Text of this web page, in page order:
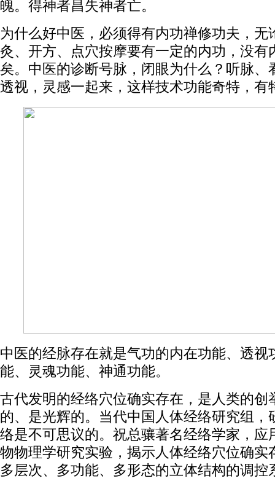
魄。得神者昌失神者亡。
为什么好中医，必须得有内功禅修功夫，无
灸、开方、点穴按摩要有一定的内功，没有
矣。中医的诊断号脉，闭眼为什么？听脉、
透视，灵感一起来，这样技术功能奇特，有
中医的经脉存在就是气功的内在功能、透视
能、灵魂功能、神通功能。
古代发明的经络穴位确实存在，是人类的创
的、是光辉的。当代中国人体经络研究组，
络是不可思议的。祝总骧著名经络学家，应
物物理学研究实验，揭示人体经络穴位确实
多层次、多功能、多形态的立体结构的调控